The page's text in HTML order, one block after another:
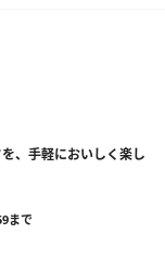
、手軽においしく楽し
まで